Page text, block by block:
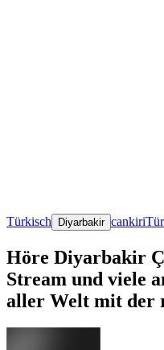
Türkisch Diyarbakir cankiri
Höre Diyarbakir
Stream und viele
aller Welt mit der